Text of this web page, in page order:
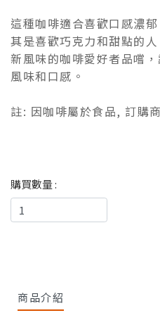
這種咖啡適合喜歡口感濃
其是喜歡巧克力和甜點的
新風味的咖啡愛好者品嚐
風味和口感。
註: 因咖啡屬於食品, 訂購
購買數量 :
商品介紹